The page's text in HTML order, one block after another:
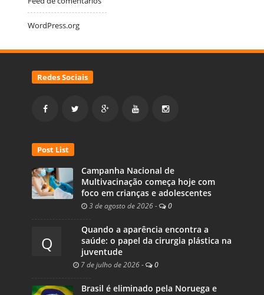
WordPress.org
Redes Sociais
Post List
Campanha Nacional de
Multivacinação começa hoje com
foco em crianças e adolescentes
3 de agosto de 2026 - 0
Q
Quando a aparência encontra a
saúde: o papel da cirurgia plástica na
juventude
7 de julho de 2026 - 0
Brasil é eliminado pela Noruega e